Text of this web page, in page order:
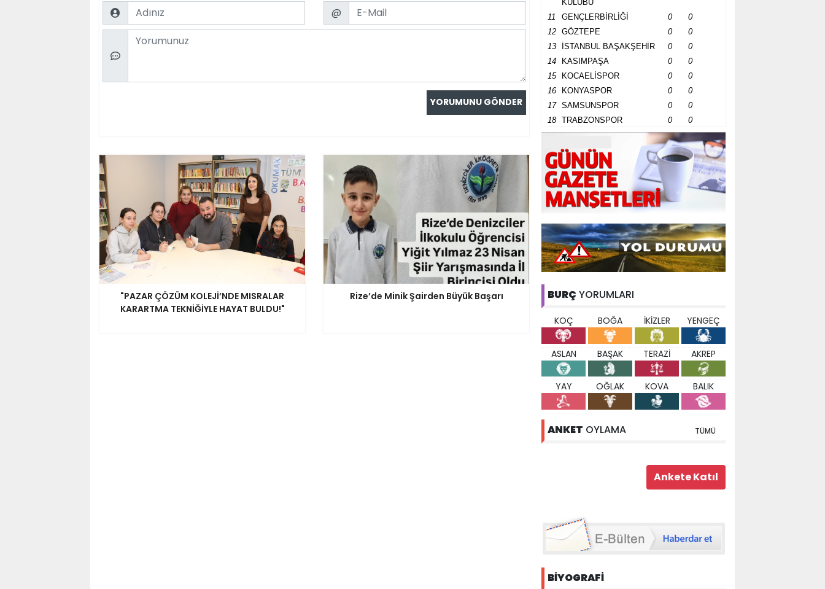
Name Email
@
Comment
"PAZAR ÇÖZÜM KOLEJİ’NDE MISRALAR
KARARTMA TEKNİĞİYLE HAYAT BULDU!"
Rize’de Minik Şairden Büyük Başarı
KULÜBÜ
11 GENÇLERBİRLİĞİ 0
0
12
GÖZTEPE 0
0
13
İSTANBUL BAŞAKŞEHİR 0
0
14
KASIMPAŞA 0
0
15
KOCAELİSPOR 0
0
16
KONYASPOR 0
0
17
SAMSUNSPOR 0
0
18
TRABZONSPOR 0 0
BURÇ YORUMLARI
KOÇ BOĞA İKİZLER YENGEÇ
ASLAN BAŞAK TERAZİ AKREP
YAY OĞLAK KOVA BALIK
ANKET OYLAMA TÜMÜ
BİYOGRAFİ